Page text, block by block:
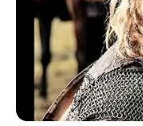
Home /ฤกษ์มงคล/ ตัดผม
ฤกษ์มงคล |
17 พ.ค.
แบ่งปัน